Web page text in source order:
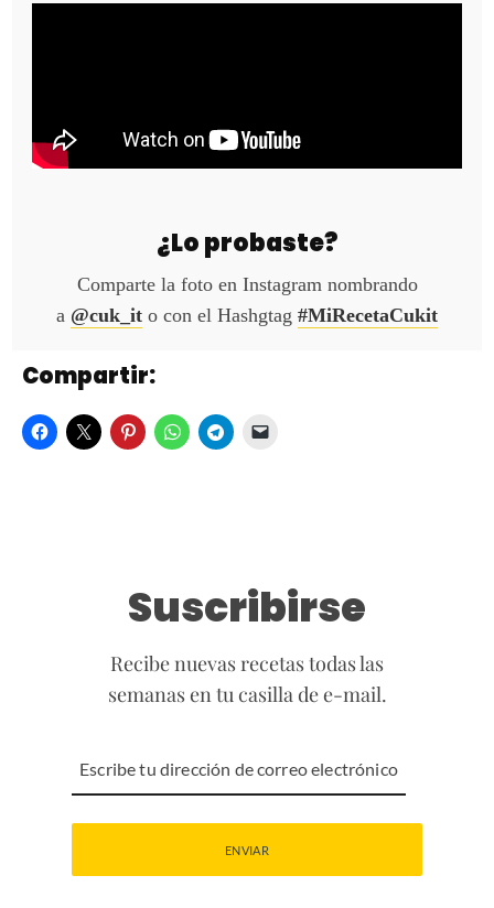
¿Lo probaste?
Comparte la foto en Instagram nombrando
a @cuk_it o con el Hashgtag #MiRecetaCukit
Compartir:
Suscribirse
Recibe nuevas recetas todas las
semanas en tu casilla de e-mail.